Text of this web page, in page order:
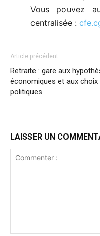
Vous pouvez
centralisée :
Article précédent
Retraite : gare aux
économiques et aux choix
politiques
LAISSER UN